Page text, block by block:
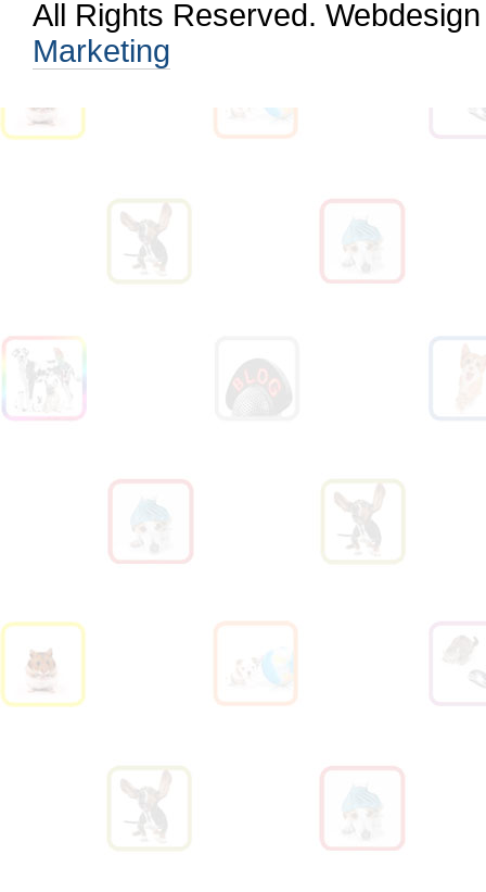
All Rights Reserved.
Marketing